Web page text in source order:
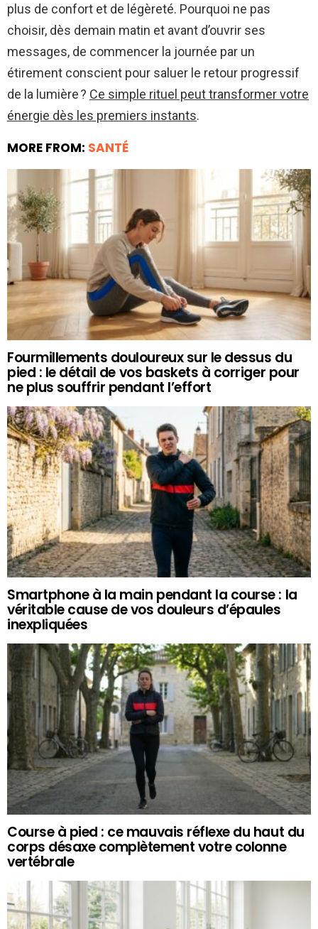
plus de confort et de légèreté. Pourquoi ne pas
choisir, dès demain matin et avant d’ouvrir ses
messages, de commencer la journée par un
étirement conscient pour saluer le retour progressif
de la lumière ? Ce simple rituel peut transformer votre
énergie dès les premiers instants.
MORE FROM: SANTÉ
Fourmillements douloureux sur le dessus du
pied : le détail de vos baskets à corriger pour
ne plus souffrir pendant l’effort
Smartphone à la main pendant la course : la
véritable cause de vos douleurs d’épaules
inexpliquées
Course à pied : ce mauvais réflexe du haut du
corps désaxe complètement votre colonne
vertébrale